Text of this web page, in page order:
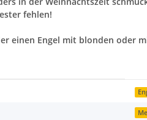
fehlen!
einen Engel mit blonden oder